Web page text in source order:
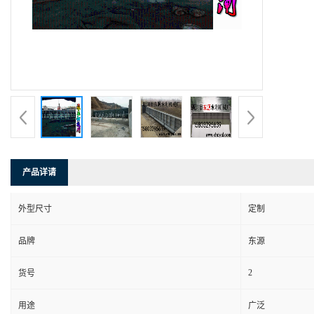
产品详请
外型尺寸 定制
品牌 东源
货号 2
用途 广泛